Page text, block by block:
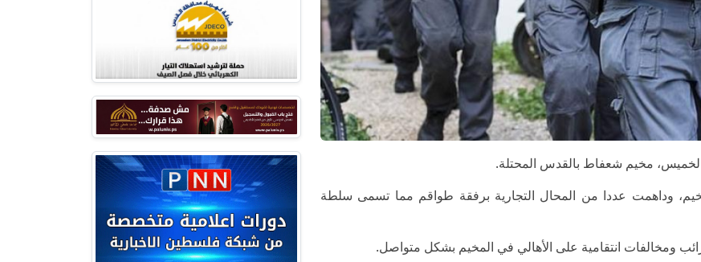
وداهمت عددا من المحال التجارية برفقة طواقم مما تسمى سلطة
ومخالفات انتقامية على الأهالي في المخيم بشكل متواصل.